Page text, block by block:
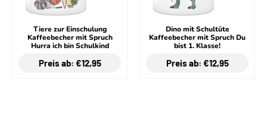
Tiere zur Einschulung
Kaffeebecher mit Spruch
Hurra ich bin Schulkind
Preis ab: €12,95
Dino mit Schultüte
Kaffeebecher mit Spruch Du
bist 1. Klasse!
Preis ab: €12,95